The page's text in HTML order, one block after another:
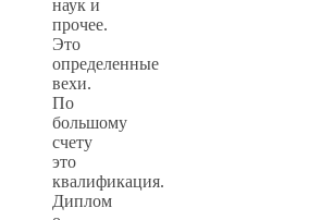
наук и
прочее.
Это
определенные
вехи.
По
большому
счету
это
квалификация.
Диплом